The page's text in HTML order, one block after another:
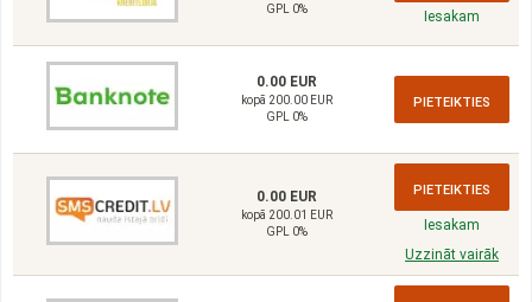
GPL 0%
Iesakam
0.00 EUR
kopā 200.00 EUR
GPL 0%
PIETEIKTIES
0.00 EUR
kopā 200.01 EUR
GPL 0%
PIETEIKTIES
Iesakam
Uzzināt vairāk